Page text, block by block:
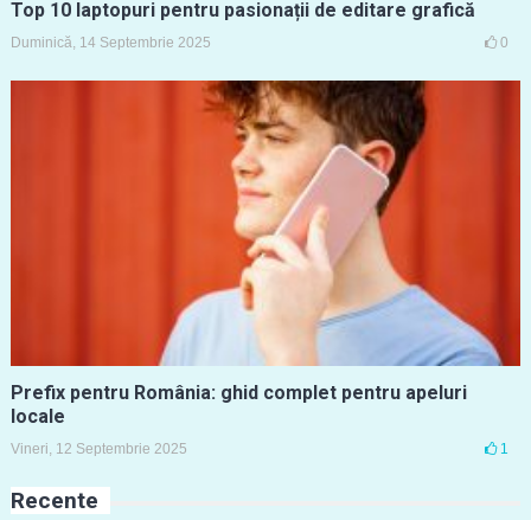
Top 10 laptopuri pentru pasionații de editare grafică
Duminică, 14 Septembrie 2025 0
Prefix pentru România: ghid complet pentru apeluri
locale
Vineri, 12 Septembrie 2025 1
Recente